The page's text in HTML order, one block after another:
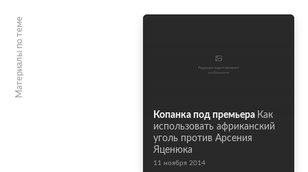
Материалы по теме
Копанка под премьера Как
использовать африканский
уголь против Арсения
Яценюка
11 ноября 2014